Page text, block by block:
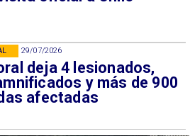
29/07/2026
deja 4 lesionados,
y más de 900
afectadas